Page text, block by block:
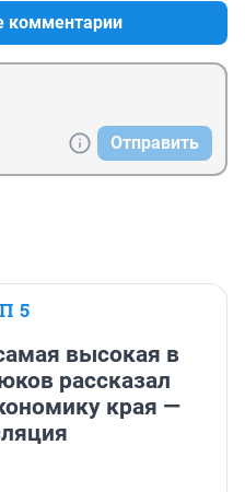
кисельные на
😐
комментарии
Отправить
5
высокая в
рассказал
края —